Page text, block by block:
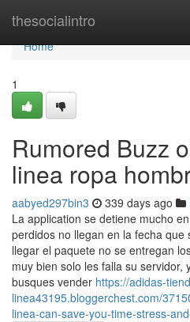
thesocialintro
Home
Home
1
Rumored Buzz
linea ropa
aabyed297bin3 339 days ago
La application se detiene mucho
perdidos no llegan en la fecha
llegar el paquete no se entregan
muy bien solo les falla su servidor,
busques vender https://adidas-
linea43195.bloggerchest.com/
linea-can-save-you-time-stress-